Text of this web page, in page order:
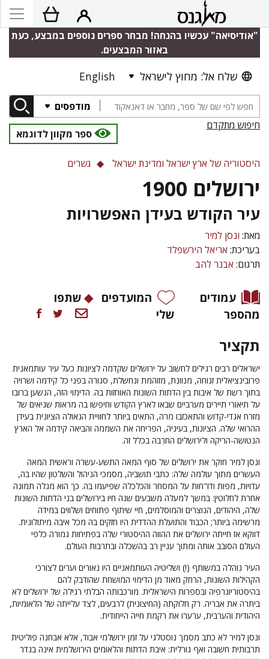
"אודיסיאה" עכשיו בהנחה! מבחר ספרים נוספים במבצע, כעת
באזור המבצעים.
שלח אל: מחוץ לישראל English
מודפסים
חיפוש מתקדם
ספר מקוון לדוגמא
היסטוריה של ארץ ישראל ומדינת ישראל גשרים
ירושלים 1900
עיר הקודש בעידן האפשרויות
מאת: ונסן למיר
בעריכת: אריאל הירשפלד
תרגום: אבנר להב
עמודים
מהספר
המועדפים
שלי
שתפו
תקציר
ישראלים רבים רגילים לחשוב על ירושלים שקדמה לציונות כעל עיר עותמאנית
פרובינציאלית זנוחה, מנוונת, מזוהמת ונחשלת, סגורה בפני כל קידמה ושרויה
בתוך רשת של איבות בין הדתות השונות האוחזות בה. הדימוי הזה, הנשען ברובו
על תיאורי תיירים מערביים שבאו לארץ הקודש וחיפשו בה מראות שגיאים של
מזרח אגדי-קדוש והתאכזבו מרה, התאים ביותר לחוויית הגאולה הציונית בעידן
ההרואי שלה. הציונות, בעיניה, הפריחה את השממה והביאה קידמה אל הארץ
הנטושה-הריקה ולירושלים החרֵבה בכלל זה.
ונסן למיר חוקר את ירושלים של סוף המאה התשע-עשרה וראשית המאה
העשרים מתוך עולמה שלה: כתבי תושביה, מסמכי הניהול והשלטון שהיו בה,
עדויות, מפות ודו"חות על המסחר והכלכלה שפיעמו בה. כך הוא מגלה תמונה
אחרת לחלוטין: במשך למעלה משבעים שנה חיו בירושלים בני הדתות השונות
שלה, היהודים, הנוצרים והמוסלמים, חיי שיתוף פתוחים ושלווים במידה
מרשימה ביותר; הכבוד והתועלת ההדדית היו חזקים בה מכל איבה מיתולוגית.
דווקא אז חייתה ירושלים את ההווה ההיסטורי שלה בפתיחות גמורה כלפי
העולם הסובב אותה ומתוך עניין רב בהשכלה ובתרבות העולם.
העיר נוהלה במשותף (!) ושליטיה העותמאניים היו נאורים וערים לצורכי
הקהילות השונות, הרחק מאוד מן הדימוי המושחת שהודבק להם
בהיסטוריוגרפיה ובספרות הישראלית. מורכבותה הבלתי רגילה של ירושלים לא
ביתרה את אבריה. רק חלוקתה (החיצונית) לרבעים, לצד עלייתה של הלאומיות,
היהודית והערבית, ערערו את רקמת חייה הייחודית.
ונסן למיר לא כתב מסמך נוסטלגי על זמן ירושלמי אבוד, אלא אבחנה פוליטית
תרבותית חשובה ואף גורלית: איבת הדתות והלאומים הירושלמית אינה בגדר